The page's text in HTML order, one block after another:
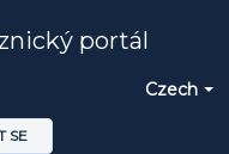
portál
Czech
SE